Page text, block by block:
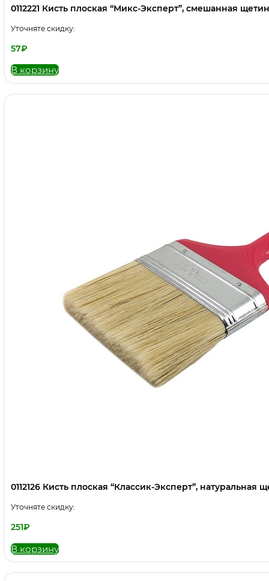
0112221 Кисть плоская “Микс-Эксперт”, смешанная
Уточняте скидку:
57₽
В корзину
0112126 Кисть плоская “Классик-Эксперт”, натуральная
Уточняте скидку:
251₽
В корзину